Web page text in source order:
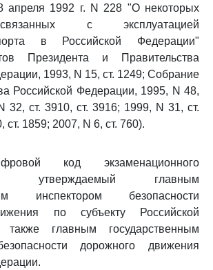
апреля 1992 г. N 228 "О некоторых
с эксплуатацией
в Российской Федерации"
Президента и Правительства
1993, N 15, ст. 1249; Собрание
Российской Федерации, 1995, N 48,
32, ст. 3910, ст. 3916; 1999, N 31, ст.
ст. 1859; 2007, N 6, ст. 760).
код экзаменационного
утверждаемый главным
инспектором безопасности
по субъекту Российской
главным государственным
дорожного движения